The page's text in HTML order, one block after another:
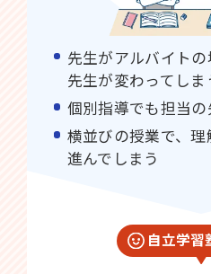
先生がアルバイト
先生が変わってしま
個別指導でも担当
横並びの授業で、
進んでしまう
自立学習